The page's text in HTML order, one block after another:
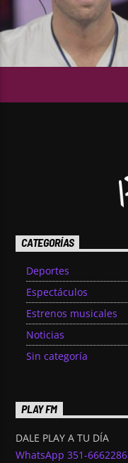
CATEGORÍAS
Deportes
Espectáculos
Estrenos musicales
Noticias
Sin categoría
PLAY FM
DALE PLAY A TU DÍA
WhatsApp 351-6662286